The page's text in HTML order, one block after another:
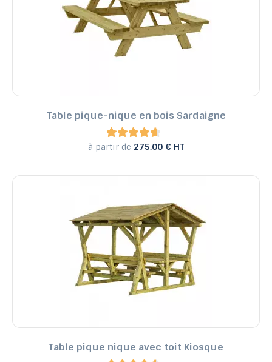
Prix, croissant
Prix, décroissant
Reference, A to Z
Table pique-nique en bois Sardaigne
à partir de 275.00 € HT
Table pique nique avec toit Kiosque